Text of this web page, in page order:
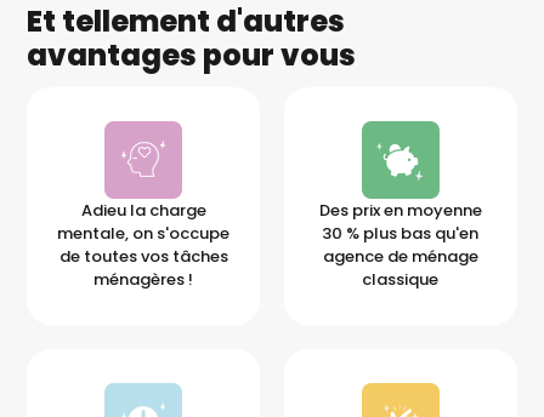
Et tellement d'autres
avantages pour vous
Adieu la charge
mentale, on s'occupe
de toutes vos tâches
ménagères !
Des prix en moyenne
30 % plus bas qu'en
agence de ménage
classique